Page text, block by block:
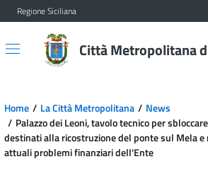
Vai al contenuto principale
Vai al menu principale
Regione Siciliana
Città Metropolitana
Home La Città Metropolitana
News
Palazzo dei Leoni, tavolo tecnico per
destinati alla ricostruzione del ponte sul Mela
attuali problemi finanziari dell'Ente